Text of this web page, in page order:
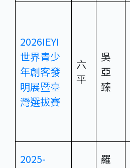
2026IEYI
世界青少
年創客發
明展暨臺
灣選拔賽
六
平
吳
亞
臻
2025-
羅